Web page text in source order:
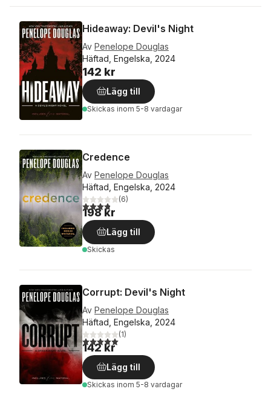
Hideaway: Devil's Night
Av Penelope Douglas
Häftad, Engelska, 2024
142 kr
Lägg till
Skickas inom 5-8 vardagar
Credence
Av Penelope Douglas
Häftad, Engelska, 2024
3,8utav 5 stjärnor. Totalt antal röster:
(6)
198 kr
Lägg till
Skickas
Corrupt: Devil's Night
Av Penelope Douglas
Häftad, Engelska, 2024
5,0utav 5 stjärnor. Totalt antal röster:
(1)
142 kr
Lägg till
Skickas inom 5-8 vardagar